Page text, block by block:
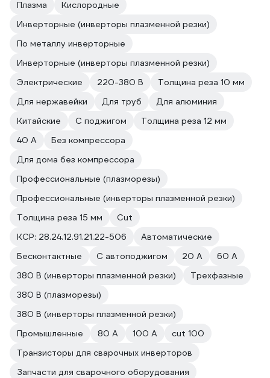
Плазма
Кислородные
Инверторные (инверторы плазменной резки)
По металлу инверторные
Инверторные (инверторы плазменной резки)
Электрические
220-380 В
Толщина реза 10 мм
Для нержавейки
Для труб
Для алюминия
Китайские
С поджигом
Толщина реза 12 мм
40 А
Без компрессора
Для дома без компрессора
Профессиональные (плазморезы)
Профессиональные (инверторы плазменной резки)
Толщина реза 15 мм
Cut
КСР: 28.24.12.91.21.22-506
Автоматические
Бесконтактные
С автоподжигом 20 А
60 А
380 В (инверторы плазменной резки)
Трехфазные
380 В (плазморезы)
380 В (инверторы плазменной резки)
Промышленные
80 А 100 А
cut 100
Транзисторы для сварочных инверторов
Запчасти для сварочного оборудования